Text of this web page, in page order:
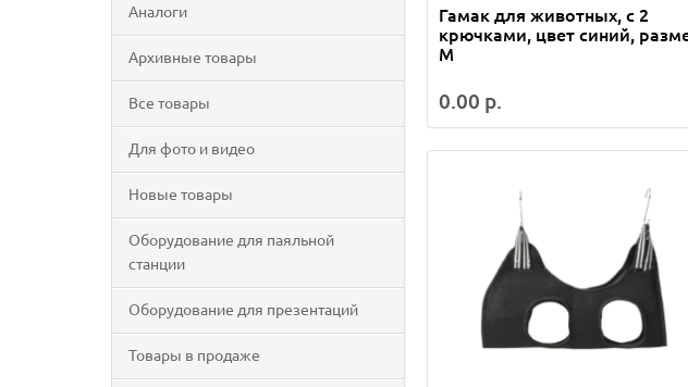
Аналоги
Архивные товары
Все товары
Для фото и видео
Новые товары
Оборудование для паяльной
станции
Оборудование для презентаций
Товары в продаже
Гамак для животных, с 2
крючками, цвет синий,
M
0.00 р.